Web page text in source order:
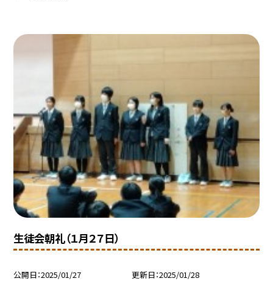
生徒会朝礼（１月２７日）
公開日 2025/01/27 更新日 2025/01/28